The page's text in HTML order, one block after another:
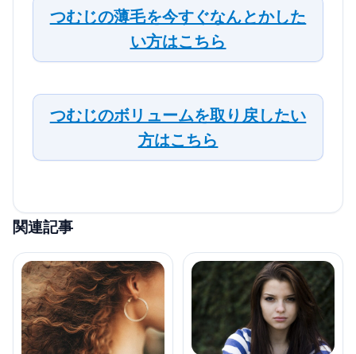
つむじの薄毛を今すぐなんとかした
い方はこちら
つむじのボリュームを取り戻したい
方はこちら
関連記事